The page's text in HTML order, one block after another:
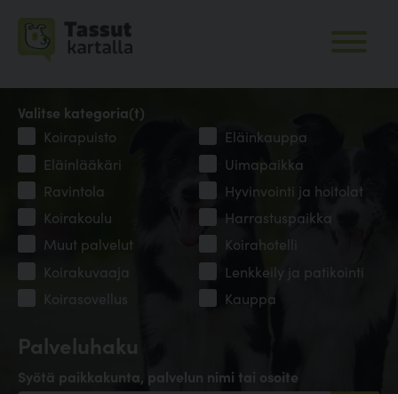
Palveluhaku
Syötä paikkakunta, palvelun nimi tai osoite
Valitse kategoria(t)
Koirapuisto
Eläinkauppa
Eläinlääkäri
Uimapaikka
Ravintola
Hyvinvointi ja hoitolat
Koirakoulu
Harrastuspaikka
Muut palvelut
Koirahotelli
Koirakuvaaja
Lenkkeily ja patikointi
Koirasovellus
Kauppa